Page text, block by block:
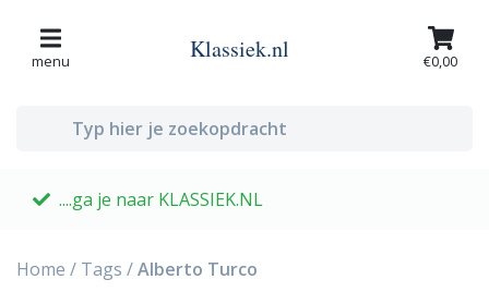
menu Klassiek.nl €0,00
....ga je naar KLASSIEK.NL
Home / Tags /Alberto Turco